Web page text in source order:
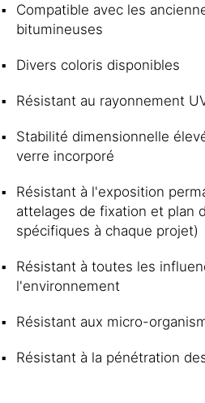
Compatible avec les
bitumineuses
Divers coloris disponibles
Résistant au rayonnement
Stabilité dimensionnelle
verre incorporé
Résistant à l'exposition
attelages de fixation et plan
spécifiques à chaque projet)
Résistant à toutes les
l'environnement
Résistant aux micro-
Résistant à la pénétration